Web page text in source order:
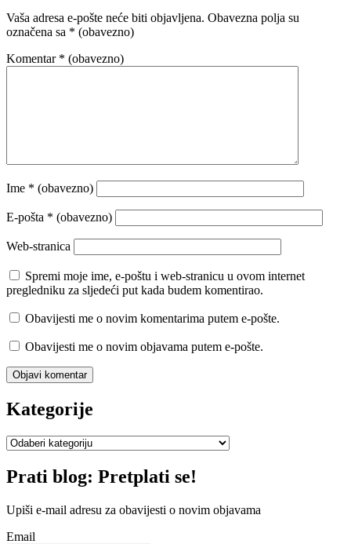
Vaša adresa e-pošte neće biti objavljena. Obavezna polja su
označena sa * (obavezno)
Komentar * (obavezno)
Ime * (obavezno)
E-pošta * (obavezno)
Web-stranica
Spremi moje ime, e-poštu i web-stranicu u ovom internet
pregledniku za sljedeći put kada budem komentirao.
Obavijesti me o novim komentarima putem e-pošte.
Obavijesti me o novim objavama putem e-pošte.
Kategorije
Kategorije
Prati blog: Pretplati se!
Upiši e-mail adresu za obavijesti o novim objavama
Email